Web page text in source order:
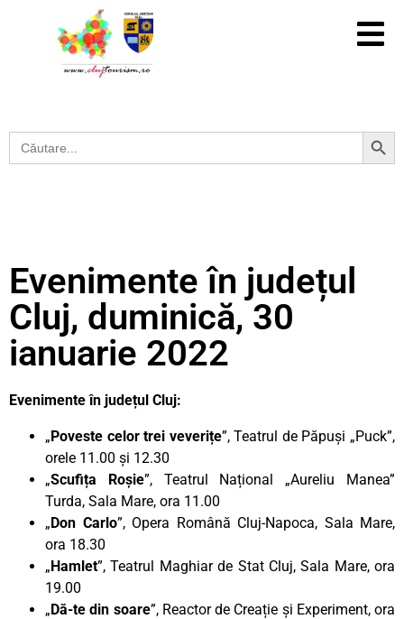
Search
for:
Search Button
Evenimente în județul
Cluj, duminică, 30
ianuarie 2022
Evenimente în județul Cluj:
„Poveste celor trei veverițe”, Teatrul de Păpuși „Puck”,
orele 11.00 și 12.30
„Scufița Roșie”, Teatrul Național „Aureliu Manea”
Turda, Sala Mare, ora 11.00
„Don Carlo”, Opera Română Cluj-Napoca, Sala Mare,
ora 18.30
„Hamlet”, Teatrul Maghiar de Stat Cluj, Sala Mare, ora
19.00
„Dă-te din soare”, Reactor de Creație și Experiment, ora